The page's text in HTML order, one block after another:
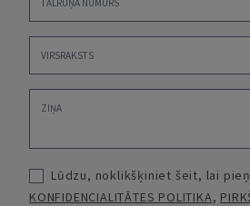
Lūdzu, noklikšķiniet šeit, lai
KONFIDENCIALITĀTES POLITIKA,